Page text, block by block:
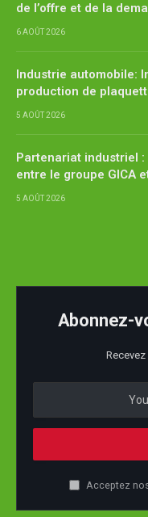
de l’offre et de la
6 AOÛT 2026
Industrie automobile:
production de
5 AOÛT 2026
Partenariat industriel
entre le groupe GICA
5 AOÛT 2026
Abonnez-
Acceptez